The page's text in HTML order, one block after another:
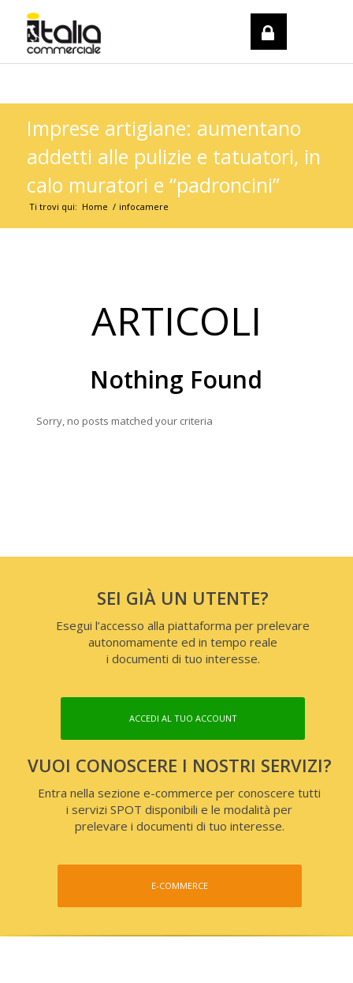
Imprese artigiane: aumentano
addetti alle pulizie e tatuatori, in
calo muratori e “padroncini”
Ti trovi qui: Home / infocamere
ARTICOLI
Nothing Found
Sorry, no posts matched your criteria
SEI GIÀ UN UTENTE?
Esegui l’accesso alla piattaforma per prelevare
autonomamente ed in tempo reale
i documenti di tuo interesse.
ACCEDI AL TUO ACCOUNT
VUOI CONOSCERE I NOSTRI SERVIZI?
Entra nella sezione e-commerce per conoscere tutti
i servizi SPOT disponibili e le modalità per
prelevare i documenti di tuo interesse.
E-COMMERCE